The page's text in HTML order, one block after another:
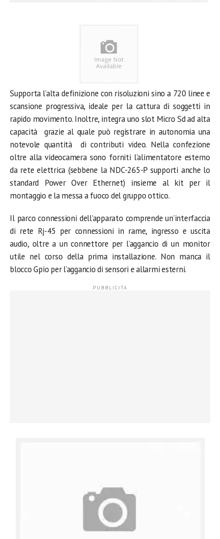
Supporta l’alta definizione con risoluzioni sino a 720 linee e
scansione progressiva, ideale per la cattura di soggetti in
rapido movimento. Inoltre, integra uno slot Micro Sd ad alta
capacità grazie al quale può registrare in autonomia una
notevole quantità di contributi video. Nella confezione
oltre alla videocamera sono forniti l’alimentatore esterno
da rete elettrica (sebbene la NDC-265-P supporti anche lo
standard Power Over Ethernet) insieme al kit per il
montaggio e la messa a fuoco del gruppo ottico.
Il parco connessioni dell’apparato comprende un’interfaccia
di rete Rj-45 per connessioni in rame, ingresso e uscita
audio, oltre a un connettore per l’aggancio di un monitor
utile nel corso della prima installazione. Non manca il
blocco Gpio per l’aggancio di sensori e allarmi esterni.